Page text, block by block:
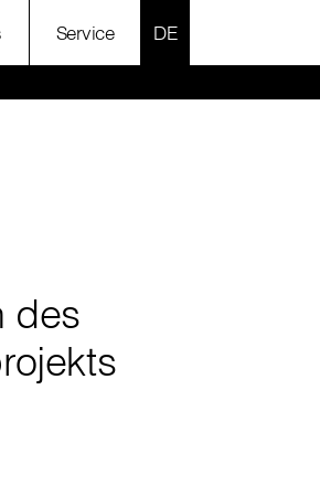
Service SPRACHE
des